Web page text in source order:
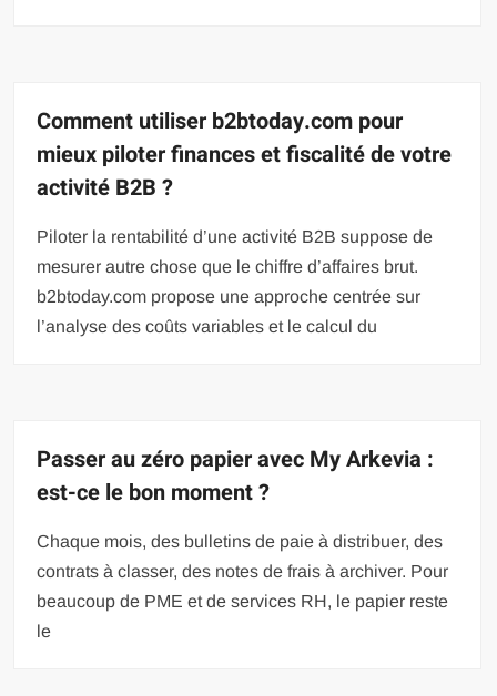
Comment utiliser b2btoday.com pour
mieux piloter finances et fiscalité de votre
activité B2B ?
Piloter la rentabilité d’une activité B2B suppose de
mesurer autre chose que le chiffre d’affaires brut.
b2btoday.com propose une approche centrée sur
l’analyse des coûts variables et le calcul du
Passer au zéro papier avec My Arkevia :
est-ce le bon moment ?
Chaque mois, des bulletins de paie à distribuer, des
contrats à classer, des notes de frais à archiver. Pour
beaucoup de PME et de services RH, le papier reste
le